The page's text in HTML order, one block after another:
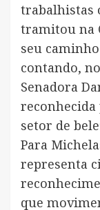
trabalhistas
tramitou na
seu
contando,
Senadora
reconhecida
setor de
Para
representa
que